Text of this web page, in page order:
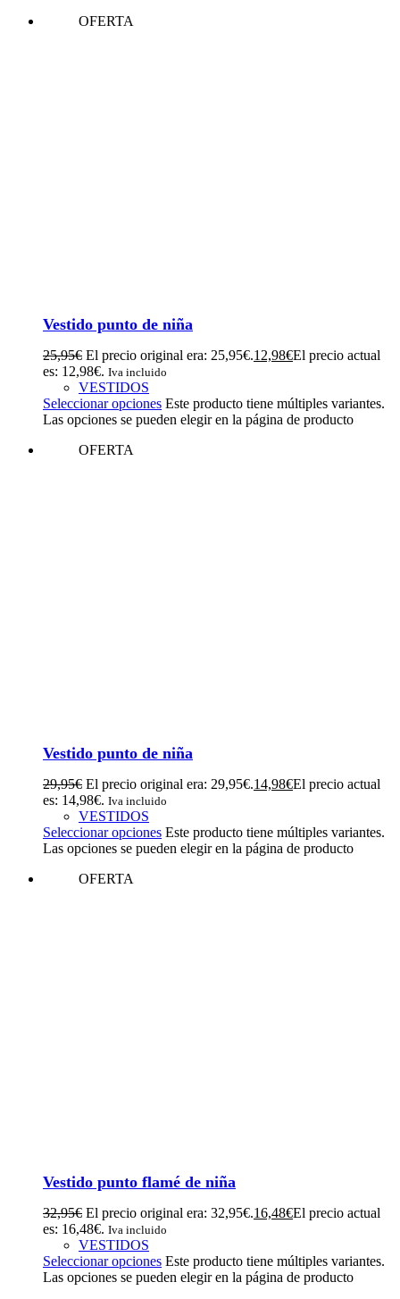
OFERTA
Vestido punto de niña
25,95€ El precio original era: 25,95€.12,98€El precio actual
es: 12,98€. Iva incluido
VESTIDOS
Seleccionar opciones Este producto tiene múltiples variantes.
Las opciones se pueden elegir en la página de producto
OFERTA
Vestido punto de niña
29,95€ El precio original era: 29,95€.14,98€El precio actual
es: 14,98€. Iva incluido
VESTIDOS
Seleccionar opciones Este producto tiene múltiples variantes.
Las opciones se pueden elegir en la página de producto
OFERTA
Vestido punto flamé de niña
32,95€ El precio original era: 32,95€.16,48€El precio actual
es: 16,48€. Iva incluido
VESTIDOS
Seleccionar opciones Este producto tiene múltiples variantes.
Las opciones se pueden elegir en la página de producto